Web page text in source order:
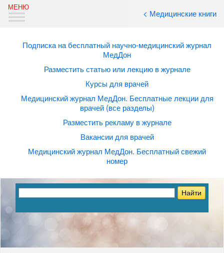
< Медицинские книги
Подписка на бесплатный научно-медицинский журнал
МедДон
Разместить статью или лекцию в журнале
Курсы для врачей
Медицинский журнал МедДон. Бесплатные лекции для
врачей (все разделы)
Разместить рекламу в журнале
Вакансии для врачей
Медицинский журнал МедДон. Бесплатный свежий
номер